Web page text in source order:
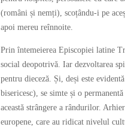
(români și nemți), scoțându-i pe
apoi mereu reînnoite.
Prin întemeierea Episcopiei latine
social deopotrivă. Iar dezvoltarea
pentru dieceză. Și, deși este
bisericesc), se simte și o
această strângere a rândurilor.
europene, care au ridicat nivelul